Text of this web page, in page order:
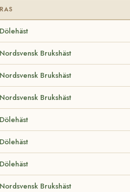
RAS
Dölehäst
Nordsvensk Brukshäst
Nordsvensk Brukshäst
Nordsvensk Brukshäst
Dölehäst
Dölehäst
Dölehäst
Nordsvensk Brukshäst